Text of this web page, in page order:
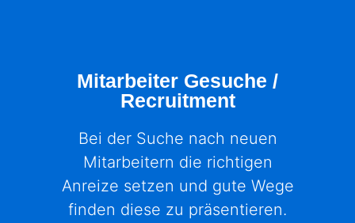
Mitarbeiter Gesuche /
Recruitment
Bei der Suche nach neuen
Mitarbeitern die richtigen
Anreize setzen und gute Wege
finden diese zu präsentieren.